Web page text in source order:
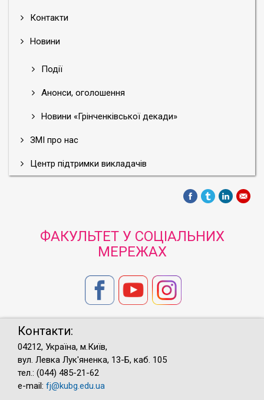
Контакти
Новини
Події
Анонси, оголошення
Новини «Грінченківської декади»
ЗМІ про нас
Центр підтримки викладачів
ФАКУЛЬТЕТ У СОЦІАЛЬНИХ
МЕРЕЖАХ
Контакти:
04212, Україна, м.Київ,
вул. Левка Лук'яненка, 13-Б, каб. 105
тел.: (044) 485-21-62
e-mail: fj@kubg.edu.ua